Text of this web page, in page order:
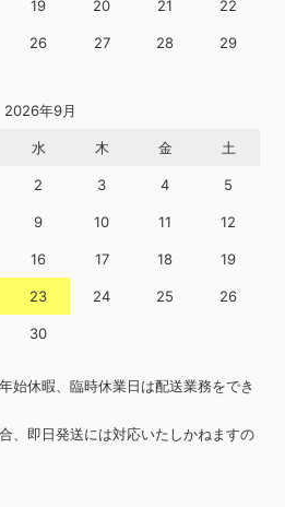
19 20 21 22
26 27 28 29
2026年9月
水 木 金 土
2 3 4 5
9 10 11 12
16 17 18 19
23 24 25 26
30
始休暇、臨時休業日は配送業務をでき
、即日発送には対応いたしかねますの